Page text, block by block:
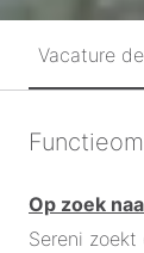
Vacature
Op zoek
Sereni zoekt